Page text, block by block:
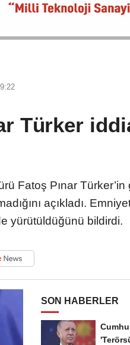
Türker
Fatoş Pınar Türker’in
açıkladı.
yürütüldüğünü bildirdi.
SON HABERLER